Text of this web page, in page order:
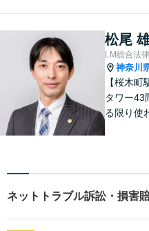
松尾
LM総合法
神奈川
【桜木
タワー43
る限り使
誠心誠意
【初回相
個室で対
ネットトラブル訴訟・損害